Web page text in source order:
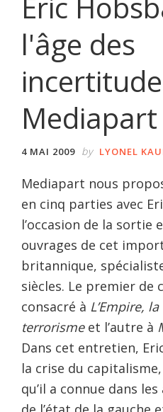
l'âge des
Mediapart
4 MAI 2009 by LYONEL
Mediapart nous
en cinq parties avec
l’occasion de la sortie
ouvrages de cet
britannique,
siècles. Le premier de
consacré à L’Empire,
terrorismeet l’autre à
Dans cet entretien,
la crise du
qu’il a connue dans